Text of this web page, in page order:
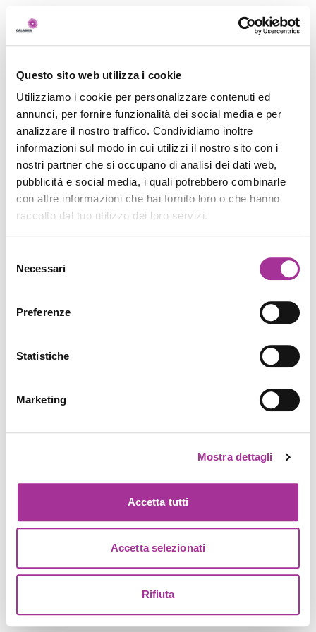
Questo sito web utilizza i cookie
Utilizziamo i cookie per personalizzare contenuti ed
annunci, per fornire funzionalità dei social media e per
analizzare il nostro traffico. Condividiamo inoltre
informazioni sul modo in cui utilizzi il nostro sito con i
nostri partner che si occupano di analisi dei dati web,
pubblicità e social media, i quali potrebbero combinarle
con altre informazioni che hai fornito loro o che hanno
raccolto dal tuo utilizzo dei loro servizi.
delNecessari
Preferenze
Statistiche
Marketing
Mostra dettagli
Accetta tutti
Accetta selezionati
Rifiuta